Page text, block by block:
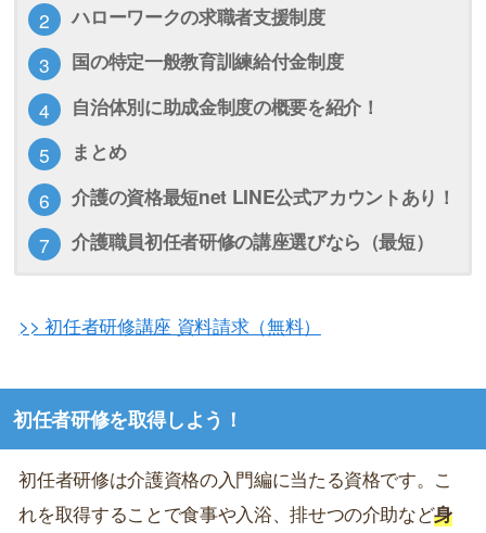
ハローワークの求職者支援制度
国の特定一般教育訓練給付金制度
自治体別に助成金制度の概要を紹介！
まとめ
介護の資格最短net LINE公式アカウントあり！
介護職員初任者研修の講座選びなら（最短）
>> 初任者研修講座 資料請求（無料）
初任者研修を取得しよう！
初任者研修は介護資格の入門編に当たる資格です。こ
れを取得することで食事や入浴、排せつの介助など身